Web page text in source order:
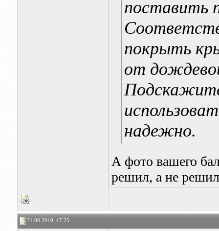
поставить
покрыть
от
надежно.
А фото вашего
решил, а не
31.08.2010, 17:25